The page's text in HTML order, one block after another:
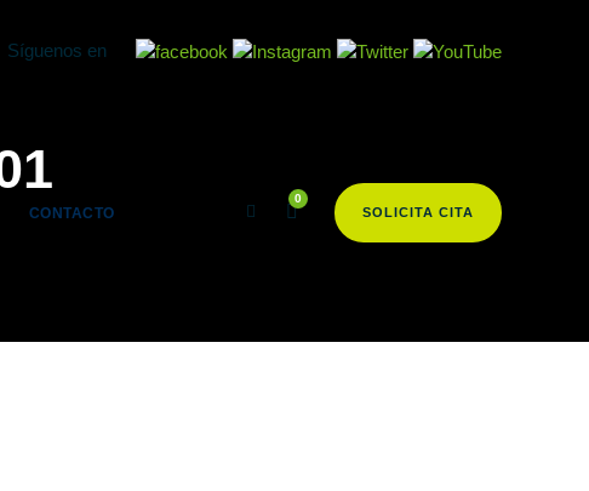
Síguenos en
CONTACTO
0
SOLICITA CITA